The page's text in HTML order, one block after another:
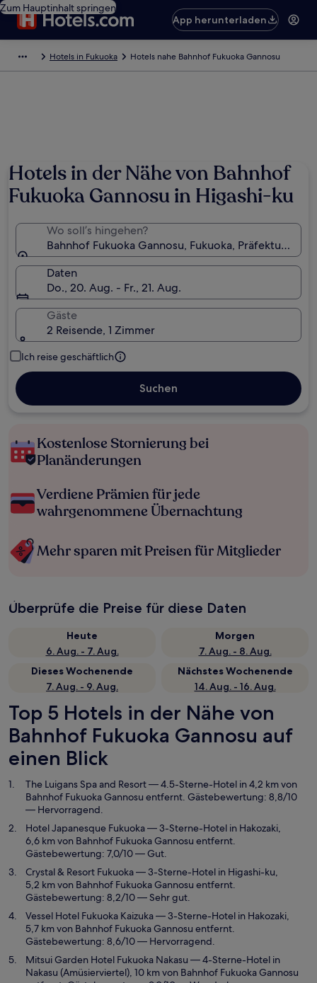
Zum Hauptinhalt springen
App herunterladen
Hotels in Fukuoka Hotels nahe Bahnhof Fukuoka Gannosu
Hotels in der Nähe von Bahnhof
Fukuoka Gannosu in Higashi-ku
Wo soll’s hingehen?
Bahnhof Fukuoka Gannosu, Fukuoka, Präfektur
Daten
Do., 20. Aug. - Fr., 21. Aug.
Gäste
2 Reisende, 1 Zimmer
Ich reise geschäftlich
Suchen
Kostenlose Stornierung bei
Planänderungen
Verdiene Prämien für jede
wahrgenommene Übernachtung
Mehr sparen mit Preisen für Mitglieder
Überprüfe die Preise für diese Daten
Heute
6. Aug. - 7. Aug.
Morgen
7. Aug. - 8. Aug.
Dieses Wochenende
7. Aug. - 9. Aug.
Nächstes Wochenende
14. Aug. - 16. Aug.
Top 5 Hotels in der Nähe von
Bahnhof Fukuoka Gannosu auf
einen Blick
The Luigans Spa and Resort— 4.5-Sterne-Hotel in 4,2 km von
Bahnhof Fukuoka Gannosu entfernt. Gästebewertung: 8,8/10
— Hervorragend.
Hotel Japanesque Fukuoka— 3-Sterne-Hotel in Hakozaki,
6,6 km von Bahnhof Fukuoka Gannosu entfernt.
Gästebewertung: 7,0/10 — Gut.
Crystal & Resort Fukuoka— 3-Sterne-Hotel in Higashi-ku,
5,2 km von Bahnhof Fukuoka Gannosu entfernt.
Gästebewertung: 8,2/10 — Sehr gut.
Vessel Hotel Fukuoka Kaizuka— 3-Sterne-Hotel in Hakozaki,
5,7 km von Bahnhof Fukuoka Gannosu entfernt.
Gästebewertung: 8,6/10 — Hervorragend.
Mitsui Garden Hotel Fukuoka Nakasu — 4-Sterne-Hotel in
Nakasu (Amüsierviertel), 10 km von Bahnhof Fukuoka Gannosu